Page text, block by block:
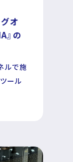
保護方針
オ
』の
ルで施
ール